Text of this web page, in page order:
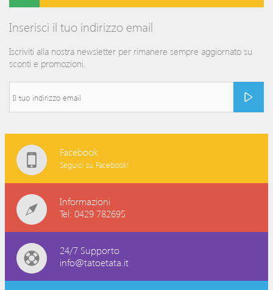
Inserisci il tuo indirizzo email
Iscriviti alla nostra newsletter per rimanere sempre aggiornato su
sconti e promozioni.
Facebook
Seguici su Facebook!
Informazioni
Tel: 0429 782695
24/7 Supporto
info@tatoetata.it